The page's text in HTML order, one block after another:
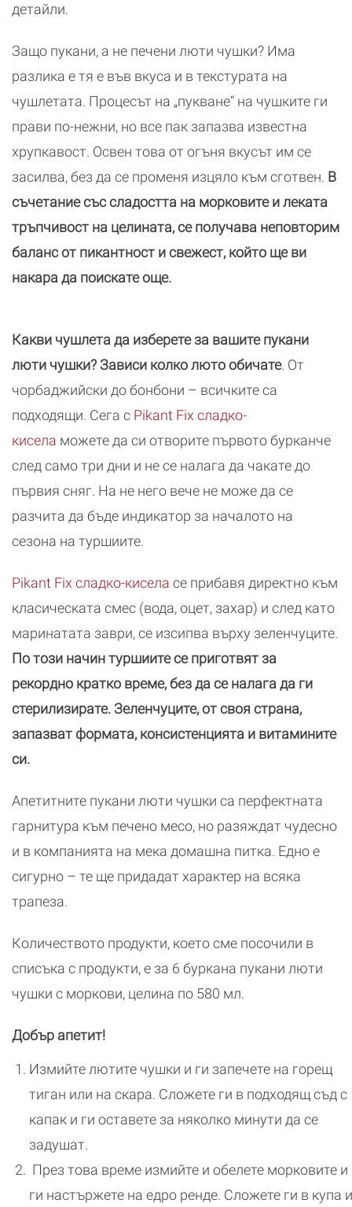
детайли.
Защо пукани, а не печени люти чушки? Има
разлика е тя е във вкуса и в текстурата на
чушлетата. Процесът на „пукване“ на чушките ги
прави по-нежни, но все пак запазва известна
хрупкавост. Освен това от огъня вкусът им се
засилва, без да се променя изцяло към сготвен. В
съчетание със сладостта на морковите и леката
тръпчивост на целината, се получава неповторим
баланс от пикантност и свежест, който ще ви
накара да поискате още.
Какви чушлета да изберете за вашите пукани
люти чушки? Зависи колко люто обичате. От
чорбаджийски до бонбони – всичките са
подходящи. Сега с Pikant Fix сладко-
кисела можете да си отворите първото бурканче
след само три дни и не се налага да чакате до
първия сняг. На не него вече не може да се
разчита да бъде индикатор за началото на
сезона на туршиите.
Pikant Fix сладко-кисела се прибавя директно към
класическата смес (вода, оцет, захар) и след като
маринатата заври, се изсипва върху зеленчуците.
По този начин туршиите се приготвят за
рекордно кратко време, без да се налага да ги
стерилизирате. Зеленчуците, от своя страна,
запазват формата, консистенцията и витамините
си.
Апетитните пукани люти чушки са перфектната
гарнитура към печено месо, но разяждат чудесно
и в компанията на мека домашна питка. Едно е
сигурно – те ще придадат характер на всяка
трапеза.
Количеството продукти, което сме посочили в
списъка с продукти, е за 6 буркана пукани люти
чушки с моркови, целина по 580 мл.
Добър апетит!
Измийте лютите чушки и ги запечете на горещ
тиган или на скара. Сложете ги в подходящ съд с
капак и ги оставете за няколко минути да се
задушат.
През това време измийте и обелете морковите и
ги настържете на едро ренде. Сложете ги в купа и